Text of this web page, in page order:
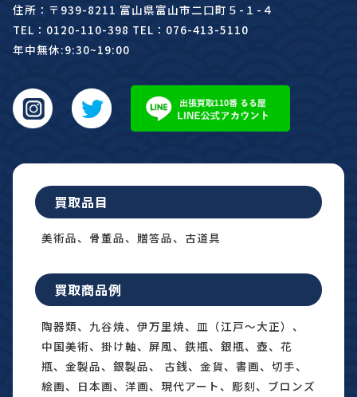
住所：〒939-8211 富山県富山市二口町５-１-４
TEL：0120-110-398 TEL：076-413-5110
年中無休:9:30~19:00
買取品目
美術品、骨董品、贈答品、古道具
買取商品例
陶器類、九谷焼、伊万里焼、皿（江戸〜大正）、
中国美術、掛け軸、屏風、鉄瓶、銀瓶、壺、花
瓶、金製品、銀製品、 古銭、金貨、書画、切手、
絵画、日本画、洋画、現代アート、彫刻、ブロンズ